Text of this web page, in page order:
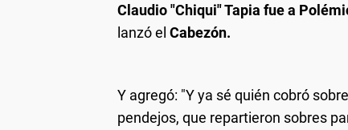
Claudio "Chiqui" Tapia fue a
lanzó el Cabezón.
Y agregó: "Y ya sé quién cobró
pendejos, que repartieron sobres